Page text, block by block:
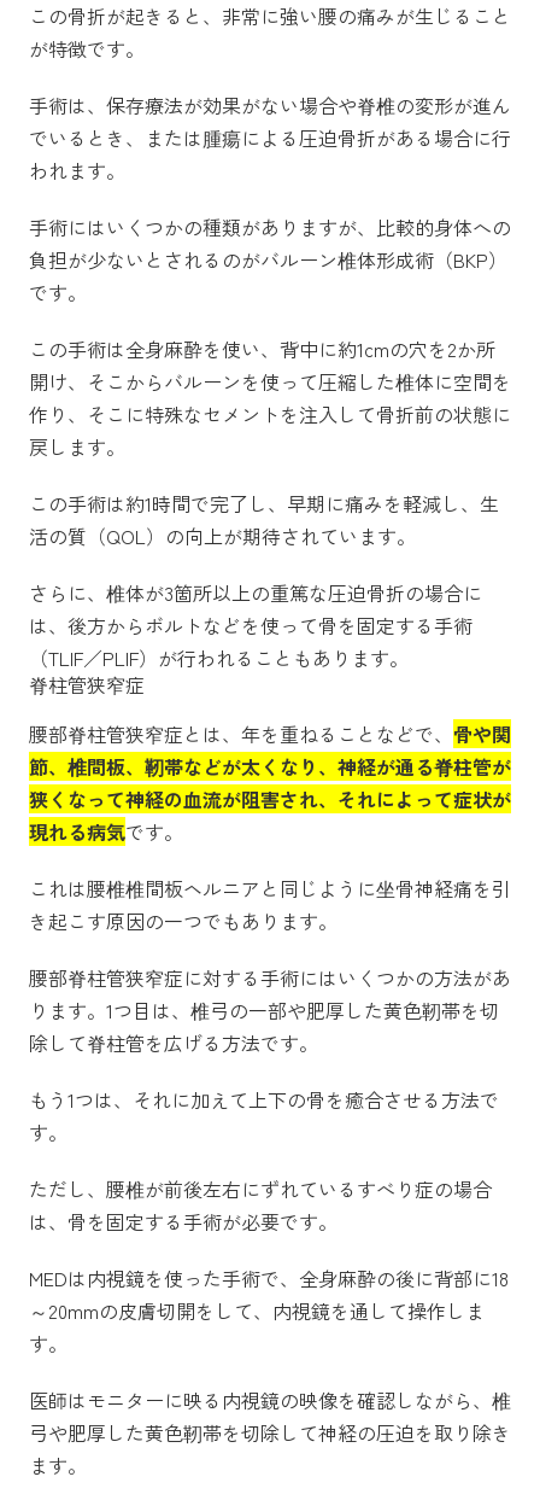
この骨折が起きると、非常に強い腰の痛みが生じること
が特徴です。
手術は、保存療法が効果がない場合や脊椎の変形が進ん
でいるとき、または腫瘍による圧迫骨折がある場合に行
われます。
手術にはいくつかの種類がありますが、比較的身体への
負担が少ないとされるのがバルーン椎体形成術（BKP）
です。
この手術は全身麻酔を使い、背中に約1cmの穴を2か所
開け、そこからバルーンを使って圧縮した椎体に空間を
作り、そこに特殊なセメントを注入して骨折前の状態に
戻します。
この手術は約1時間で完了し、早期に痛みを軽減し、生
活の質（QOL）の向上が期待されています。
さらに、椎体が3箇所以上の重篤な圧迫骨折の場合に
は、後方からボルトなどを使って骨を固定する手術
（TLIF／PLIF）が行われることもあります。
脊柱管狭窄症
腰部脊柱管狭窄症とは、年を重ねることなどで、 骨や関
節、椎間板、靭帯などが太くなり、神経が通る脊柱管が
狭くなって神経の血流が阻害され、それによって症状が
現れる病気です。
これは腰椎椎間板ヘルニアと同じように坐骨神経痛を引
き起こす原因の一つでもあります。
腰部脊柱管狭窄症に対する手術にはいくつかの方法があ
ります。1つ目は、椎弓の一部や肥厚した黄色靭帯を切
除して脊柱管を広げる方法です。
もう1つは、それに加えて上下の骨を癒合させる方法で
す。
ただし、腰椎が前後左右にずれているすべり症の場合
は、骨を固定する手術が必要です。
MEDは内視鏡を使った手術で、全身麻酔の後に背部に18
～20mmの皮膚切開をして、内視鏡を通して操作しま
す。
医師はモニターに映る内視鏡の映像を確認しながら、椎
弓や肥厚した黄色靭帯を切除して神経の圧迫を取り除き
ます。